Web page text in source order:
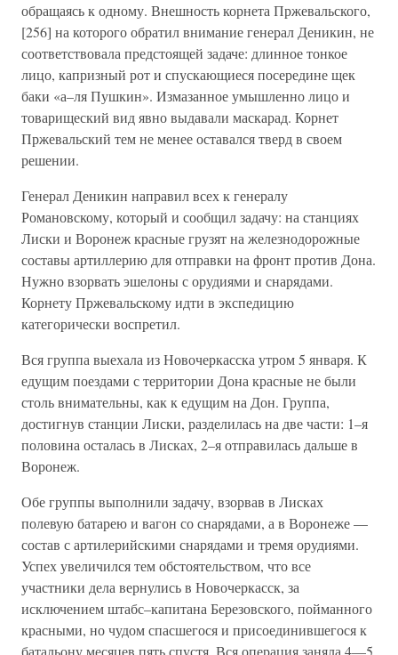
обращаясь к одному. Внешность корнета Пржевальского,
[256] на которого обратил внимание генерал Деникин, не
соответствовала предстоящей задаче: длинное тонкое
лицо, капризный рот и спускающиеся посередине щек
баки «а–ля Пушкин». Измазанное умышленно лицо и
товарищеский вид явно выдавали маскарад. Корнет
Пржевальский тем не менее оставался тверд в своем
решении.
Генерал Деникин направил всех к генералу
Романовскому, который и сообщил задачу: на станциях
Лиски и Воронеж красные грузят на железнодорожные
составы артиллерию для отправки на фронт против Дона.
Нужно взорвать эшелоны с орудиями и снарядами.
Корнету Пржевальскому идти в экспедицию
категорически воспретил.
Вся группа выехала из Новочеркасска утром 5 января. К
едущим поездами с территории Дона красные не были
столь внимательны, как к едущим на Дон. Группа,
достигнув станции Лиски, разделилась на две части: 1–я
половина осталась в Лисках, 2–я отправилась дальше в
Воронеж.
Обе группы выполнили задачу, взорвав в Лисках
полевую батарею и вагон со снарядами, а в Воронеже —
состав с артилерийскими снарядами и тремя орудиями.
Успех увеличился тем обстоятельством, что все
участники дела вернулись в Новочеркасск, за
исключением штабс–капитана Березовского, пойманного
красными, но чудом спасшегося и присоединившегося к
батальону месяцев пять спустя. Вся операция заняла 4—5